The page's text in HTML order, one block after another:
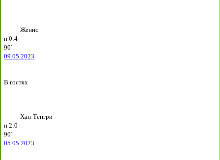
Женис
п 0:4
90`
09.05.2023
В гостях
Хан-Тенгри
п 2:0
90`
05.05.2023